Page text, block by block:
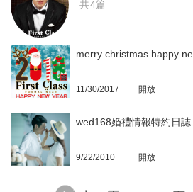
共4篇
merry christmas happy
11/30/2017 開放
wed168婚禮情報特約日誌
9/22/2010 開放